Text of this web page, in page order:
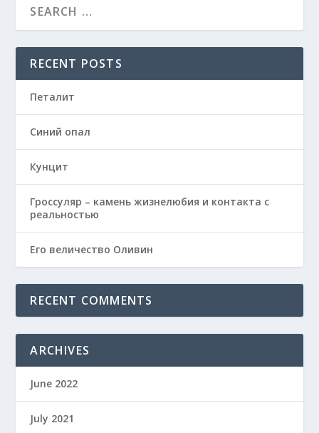
RECENT POSTS
Петалит
Синий опал
Кунцит
Гроссуляр – камень жизнелюбия и контакта с
реальностью
Его величество Оливин
RECENT COMMENTS
ARCHIVES
June 2022
July 2021